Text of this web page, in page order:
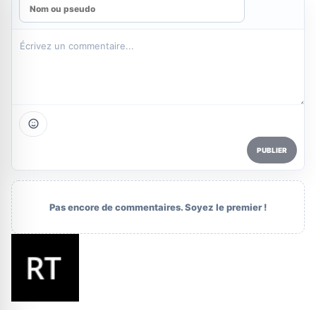
PUBLIER
Pas encore de commentaires. Soyez le premier !